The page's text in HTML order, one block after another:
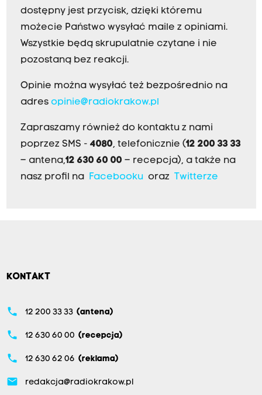
dostępny jest przycisk, dzięki któremu
możecie Państwo wysyłać maile z opiniami.
Wszystkie będą skrupulatnie czytane i nie
pozostaną bez reakcji.
Opinie można wysyłać też bezpośrednio na
adres opinie@radiokrakow.pl
Zapraszamy również do kontaktu z nami
poprzez SMS - 4080, telefonicznie (12 200 33 33
– antena,12 630 60 00 – recepcja), a także na
nasz profil na
Facebookuoraz Twitterze
KONTAKT
phone 12 200 33 33 (antena)
phone 12 630 60 00 (recepcja)
phone 12 630 62 06 (reklama)
email redakcja@radiokrakow.pl